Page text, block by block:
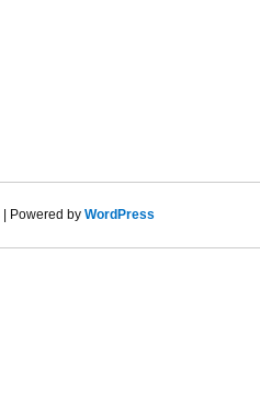
| Powered by WordPress